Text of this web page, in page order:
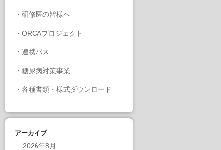
・ 研修医の皆様へ
・ ORCAプロジェクト
・ 連携パス
・ 糖尿病対策事業
・ 各種書類・様式ダウンロード
アーカイブ
2026年8月